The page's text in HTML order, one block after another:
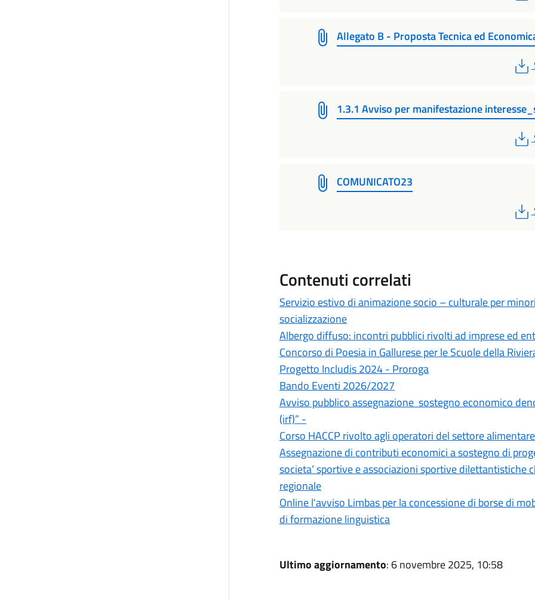
Allegato B - Proposta Tecnica ed
1.3.1 Avviso per manifestazione
COMUNICATO23
Contenuti correlati
Servizio estivo di animazione socio – culturale per
socializzazione
Albergo diffuso: incontri pubblici rivolti ad imprese ed
Concorso di Poesia in Gallurese per le Scuole della
Progetto Includis 2024 - Proroga
Bando Eventi 2026/2027
Avviso pubblico assegnazione sostegno economico
(irf)” -
Corso HACCP rivolto agli operatori del settore alimentare
Assegnazione di contributi economici a sostegno di
societa’ sportive e associazioni sportive
regionale
Online l'avviso Limbas per la concessione di borse di
di formazione linguistica
Ultimo aggiornamento: 6 novembre 2025, 10:58